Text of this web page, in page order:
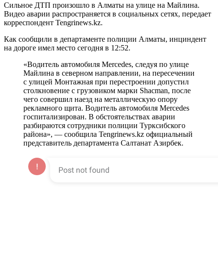
Сильное ДТП произошло в Алматы на улице на Майлина.
Видео аварии распространяется в социальных сетях, передает
корреспондент Tengrinews.kz.
Как сообщили в департаменте полиции Алматы, инциндент
на дороге имел место сегодня в 12:52.
«Водитель автомобиля Mercedes, следуя по улице
Майлина в северном направлении, на пересечении
с улицей Монтажная при перестроении допустил
столкновение с грузовиком марки Shaсman, после
чего совершил наезд на металлическую опору
рекламного щита. Водитель автомобиля Mercedes
госпитализирован. В обстоятельствах аварии
разбираются сотрудники полиции Турксибского
района», — сообщила Tengrinews.kz официальный
представитель департамента Салтанат Азирбек.